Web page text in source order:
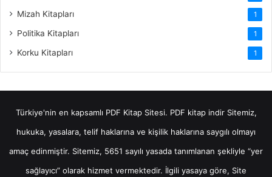
Mizah Kitapları 1
Politika Kitapları 1
Korku Kitapları 1
Türkiye'nin en kapsamlı PDF Kitap Sitesi. PDF kitap indirSitemiz,
hukuka, yasalara, telif haklarına ve kişilik haklarına saygılı olmayı
amaç edinmiştir. Sitemiz, 5651 sayılı yasada tanımlanan şekliyle “yer
sağlayıcı” olarak hizmet vermektedir. İlgili yasaya göre, Site